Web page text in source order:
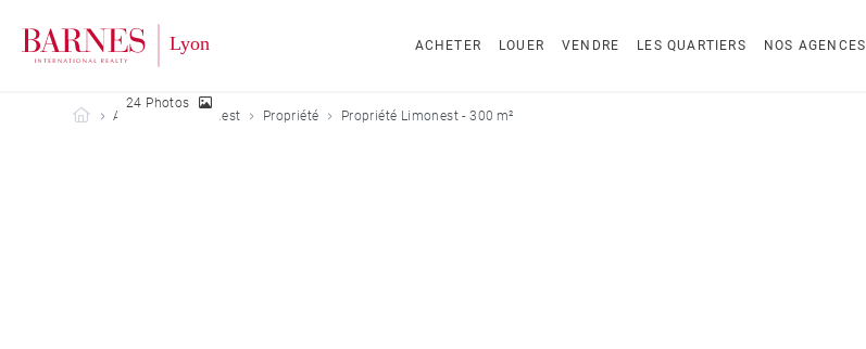
ACHETER LOUER VENDRE LES QUARTIERS NOS AGENCES
Barnes Lyon
Acheter Limonest Propriété Propriété Limonest - 300 m²
24 Photos